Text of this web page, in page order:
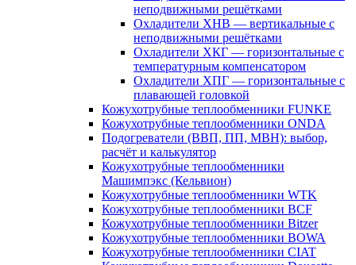
неподвижными решётками
Охладители ХНВ — вертикальные с
неподвижными решётками
Охладители ХКГ — горизонтальные с
температурным компенсатором
Охладители ХПГ — горизонтальные с
плавающей головкой
Кожухотрубные теплообменники FUNKE
Кожухотрубные теплообменники ONDA
Подогреватели (ВВП, ПП, МВН): выбор,
расчёт и калькулятор
Кожухотрубные теплообменники
Машимпэкс (Кельвион)
Кожухотрубные теплообменники WTK
Кожухотрубные теплообменники BCF
Кожухотрубные теплообменники Bitzer
Кожухотрубные теплообменники BOWA
Кожухотрубные теплообменники CIAT